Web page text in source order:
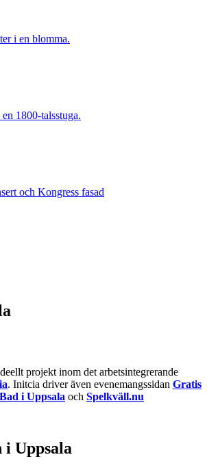
projekt inom det arbetsintegrerande
. Initcia driver även evenemangssidan Gratis
Bad i Uppsala och Spelkväll.nu
Uppsala